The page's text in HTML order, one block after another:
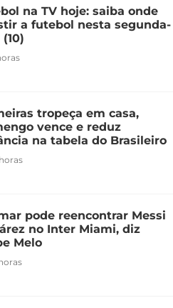
na TV hoje: saiba onde
a futebol nesta segunda-
tropeça em casa,
vence e reduz
na tabela do Brasileiro
pode reencontrar Messi
no Inter Miami, diz
Melo